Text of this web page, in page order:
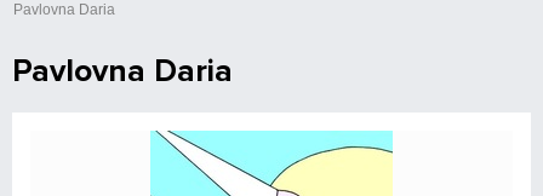
Pavlovna Daria
Pavlovna Daria